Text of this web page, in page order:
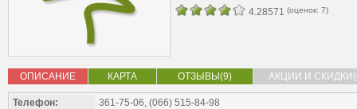
4.28571 (оценок: 7)
ОПИСАНИЕ КАРТА ОТЗЫВЫ(9) АКЦИИ И
Телефон: 361-75-06, (066) 515-84-98